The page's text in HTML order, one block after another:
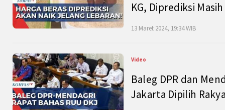
KG, Diprediksi
13 Maret 2024, 19:34 WIB
Video
Baleg DPR dan
Jakarta Dipilih